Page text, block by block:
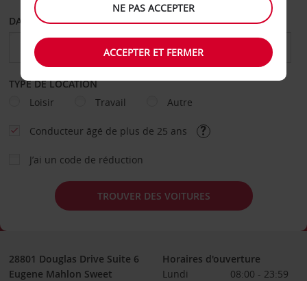
DATE DE DÉPART DATE DE RETOUR
TYPE DE LOCATION
Loisir
Travail Autre
Conducteur âgé de plus de 25 ans
J’ai un code de réduction
TROUVER DES VOITURES
28801 Douglas Drive Suite 6
Eugene Mahlon Sweet
Horaires d'ouverture
Lundi
08:00 - 23:59
NE PAS ACCEPTER
ACCEPTER ET FERMER